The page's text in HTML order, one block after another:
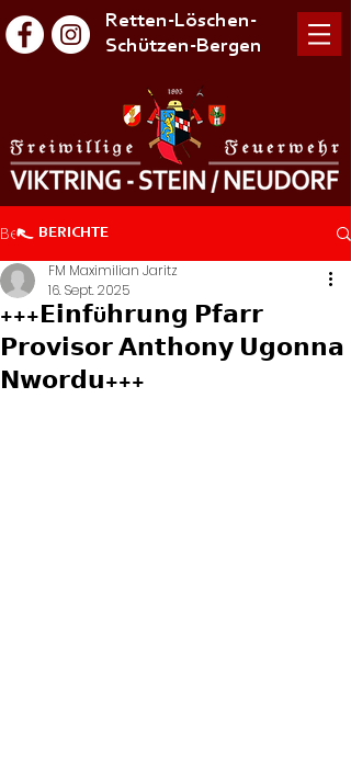
Retten-Löschen-
Schützen-Bergen
Beitrag
+++𝗘𝗶𝗻𝗳ü𝗵𝗿𝘂𝗻𝗴 𝗣𝗳𝗮𝗿𝗿
𝗣𝗿𝗼𝘃𝗶𝘀𝗼𝗿 𝗔𝗻𝘁𝗵𝗼𝗻𝘆 𝗨𝗴𝗼𝗻𝗻𝗮
𝗡𝘄𝗼𝗿𝗱𝘂+++
FM Maximilian Jaritz
16. Sept. 2025
BERICHTE